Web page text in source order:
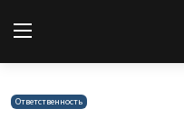
Вход
Ответственность